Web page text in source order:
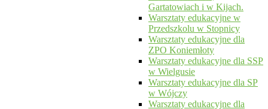
Gartatowiach i w Kijach.
Warsztaty edukacyjne w
Przedszkolu w Stopnicy
Warsztaty edukacyjne dla
ZPO Koniemłoty
Warsztaty edukacyjne dla SSP
w Wielgusie
Warsztaty edukacyjne dla SP
w Wójczy
Warsztaty edukacyjne dla